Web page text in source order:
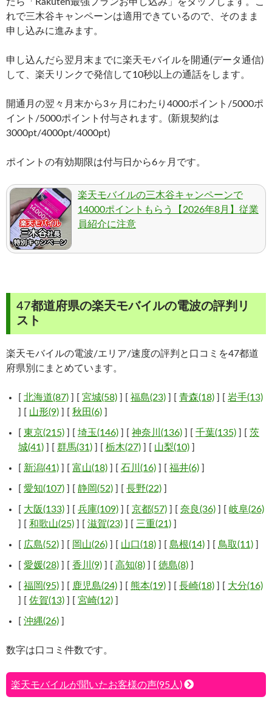
れで三木谷キャンペーンは適用できているので、そのまま
申し込みに進みます。
申し込んだら翌月末までに楽天モバイルを開通(データ通信)
して、楽天リンクで発信して10秒以上の通話をします。
開通月の翌々月末から3ヶ月にわたり4000ポイント/5000ポ
イント/5000ポイント付与されます。(新規契約は
3000pt/4000pt/4000pt)
ポイントの有効期限は付与日から6ヶ月です。
楽天モバイルの三木谷キャンペーンで
14000ポイントもらう【2026年8月】従業
員紹介に注意
47都道府県の楽天モバイルの電波の評判リ
スト
楽天モバイルの電波/エリア/速度の評判と口コミを47都道
府県別にまとめています。
[ 北海道(87) ] [ 宮城(58) ] [ 福島(23) ] [ 青森(18) ] [ 岩手(13)
] [ 山形(9) ] [ 秋田(6) ]
[ 東京(215) ] [ 埼玉(146) ] [ 神奈川(136) ] [ 千葉(135) ] [ 茨
城(41) ] [ 群馬(31) ] [ 栃木(27) ] [ 山梨(10) ]
[ 新潟(41) ] [ 富山(18) ] [ 石川(16) ] [ 福井(6) ]
[ 愛知(107) ] [ 静岡(52) ] [ 長野(22) ]
[ 大阪(133) ] [ 兵庫(109) ] [ 京都(57) ] [ 奈良(36) ] [ 岐阜(26)
] [ 和歌山(25) ] [ 滋賀(23) ] [ 三重(21) ]
[ 広島(52) ] [ 岡山(26) ] [ 山口(18) ] [ 島根(14) ] [ 鳥取(11) ]
[ 愛媛(28) ] [ 香川(9) ] [ 高知(8) ] [ 徳島(8) ]
[ 福岡(95) ] [ 鹿児島(24) ] [ 熊本(19) ] [ 長崎(18) ] [ 大分(16)
] [ 佐賀(13) ] [ 宮崎(12) ]
[ 沖縄(26) ]
数字は口コミ件数です。
楽天モバイルが聞いたお客様の声(95人)